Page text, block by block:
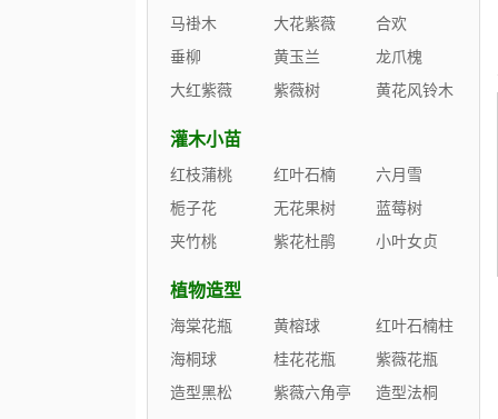
马褂木 大花紫薇
合欢
垂柳
黄玉兰
龙爪槐
大红紫薇
紫薇树 黄花风铃木
灌木小苗
红枝蒲桃 红叶石楠
六月雪
栀子花
无花果树
蓝莓树
夹竹桃
紫花杜鹃 小叶女贞
植物造型
海棠花瓶 黄榕球
红叶石楠柱
海桐球
桂花花瓶
紫薇花瓶
造型黑松
紫薇六角亭 造型法桐